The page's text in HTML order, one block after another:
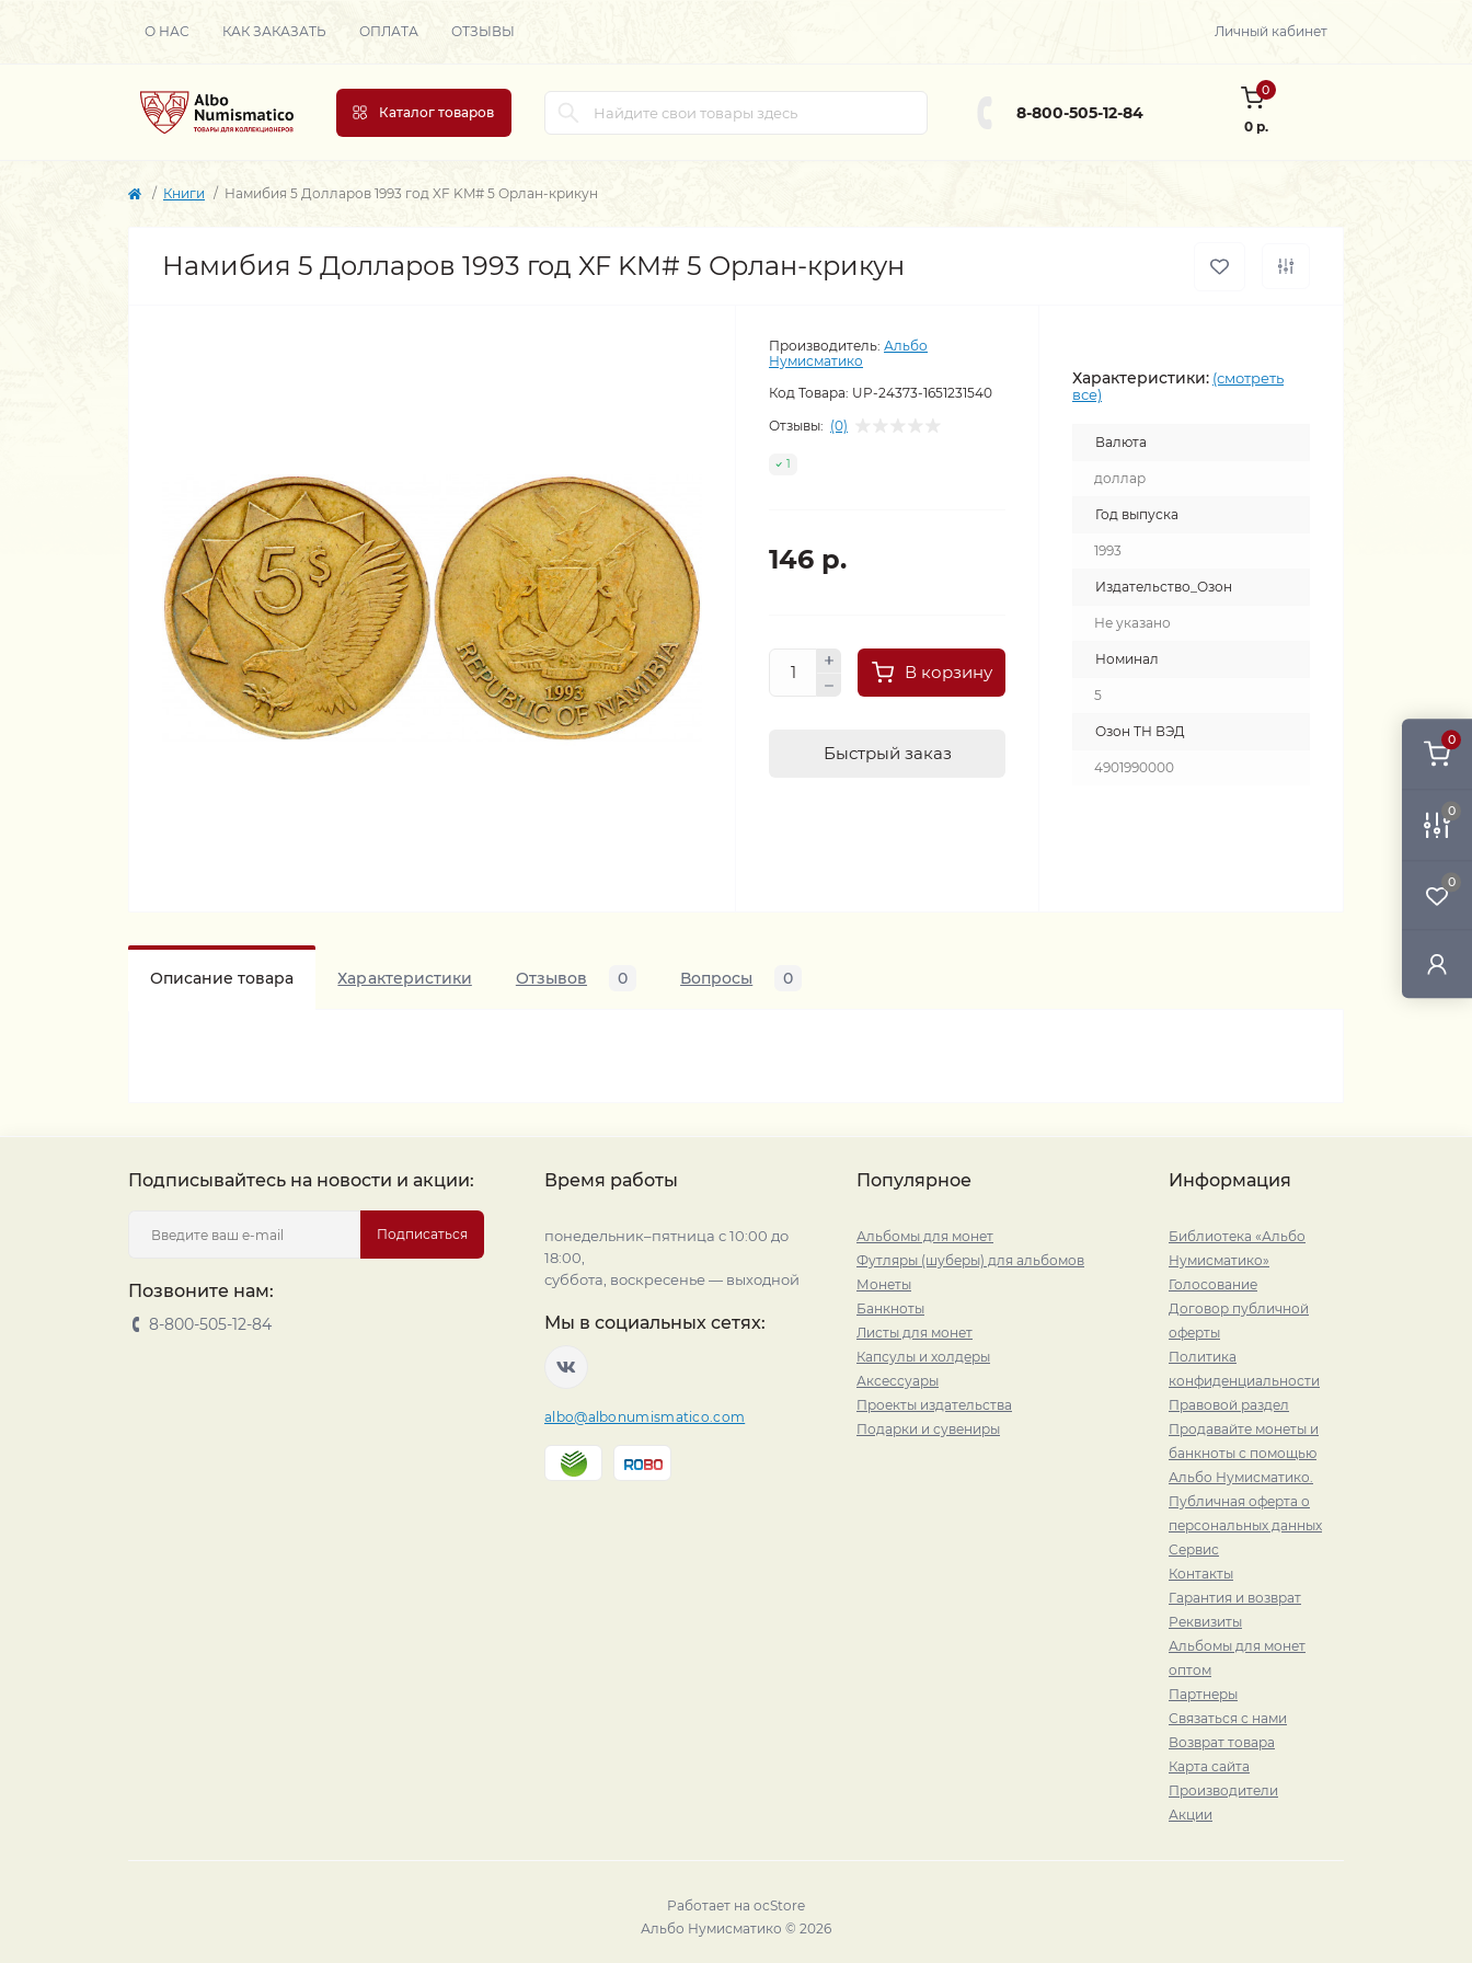
0
0
0
О НАС КАК ЗАКАЗАТЬ ОПЛАТА ОТЗЫВЫ Личный кабинет
Каталог товаров 8-800-505-12-84
0
0 р.
Книги Намибия 5 Долларов 1993 год XF KM# 5 Орлан-крикун
Намибия 5 Долларов 1993 год XF KM# 5 Орлан-крикун
Производитель: Альбо
Нумисматико
Код Товара: UP-24373-1651231540
Отзывы: (0)
1
146 р.
В корзину
Быстрый заказ
Характеристики: (смотреть
все)
Валюта
доллар
Год выпуска
1993
Издательство_Озон
Не указано
Номинал
5
Озон ТН ВЭД
4901990000
Описание товара Характеристики Отзывов 0 Вопросы 0
Подписывайтесь на новости и акции:
Подписаться
Позвоните нам:
8-800-505-12-84
Время работы
понедельник–пятница с 10:00 до
18:00,
суббота, воскресенье — выходной
Мы в социальных сетях:
albo@albonumismatico.com
Популярное
Альбомы для монет
Футляры (шуберы) для альбомов
Монеты
Банкноты
Листы для монет
Капсулы и холдеры
Аксессуары
Проекты издательства
Подарки и сувениры
Информация
Библиотека «Альбо
Нумисматико»
Голосование
Договор публичной
оферты
Политика
конфиденциальности
Правовой раздел
Продавайте монеты и
банкноты с помощью
Альбо Нумисматико.
Публичная оферта о
персональных данных
Сервис
Контакты
Гарантия и возврат
Реквизиты
Альбомы для монет
оптом
Партнеры
Связаться с нами
Возврат товара
Карта сайта
Производители
Акции
Работает на ocStore
Альбо Нумисматико © 2026